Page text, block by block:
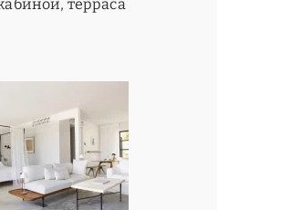
терраса